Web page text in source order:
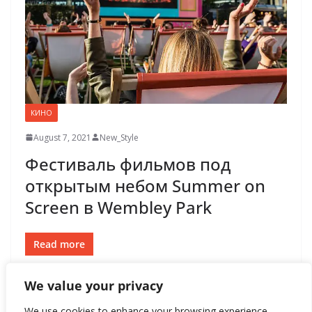
We value your privacy
КИНО
August 7, 2021 New_Style
Фестиваль фильмов под
открытым небом Summer on
Screen в Wembley Park
Read more